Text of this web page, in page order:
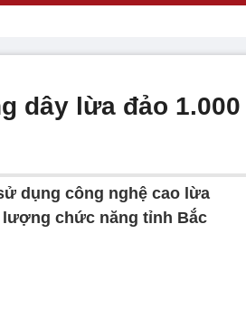
dây lừa đảo 1.000
dụng công nghệ cao lừa
chức năng tỉnh Bắc